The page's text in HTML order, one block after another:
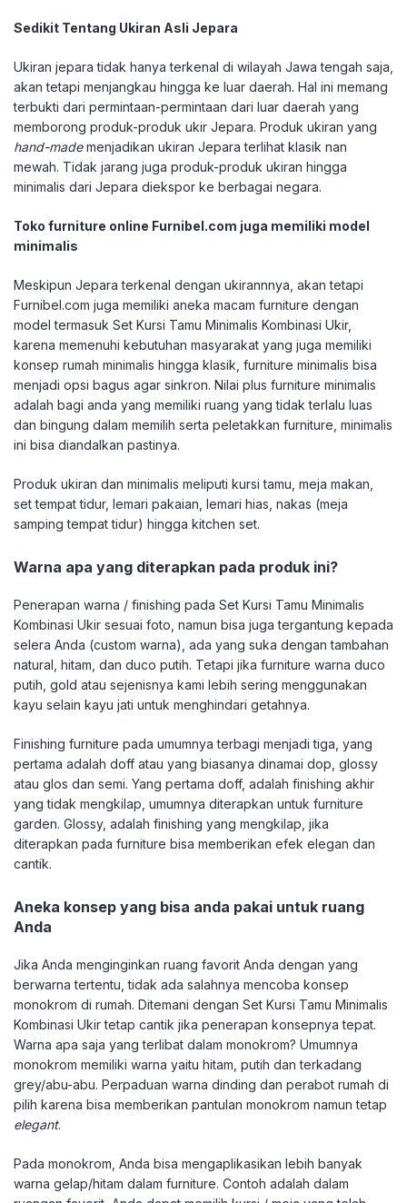
Sedikit Tentang Ukiran Asli Jepara
Ukiran jepara tidak hanya terkenal di wilayah Jawa tengah saja,
akan tetapi menjangkau hingga ke luar daerah. Hal ini memang
terbukti dari permintaan-permintaan dari luar daerah yang
memborong produk-produk ukir Jepara. Produk ukiran yang
hand-mademenjadikan ukiran Jepara terlihat klasik nan
mewah. Tidak jarang juga produk-produk ukiran hingga
minimalis dari Jepara diekspor ke berbagai negara.
Toko furniture online Furnibel.com juga memiliki model
minimalis
Meskipun Jepara terkenal dengan ukirannnya, akan tetapi
Furnibel.com juga memiliki aneka macam furniture dengan
model termasuk Set Kursi Tamu Minimalis Kombinasi Ukir,
karena memenuhi kebutuhan masyarakat yang juga memiliki
konsep rumah minimalis hingga klasik, furniture minimalis bisa
menjadi opsi bagus agar sinkron. Nilai plus furniture minimalis
adalah bagi anda yang memiliki ruang yang tidak terlalu luas
dan bingung dalam memilih serta peletakkan furniture, minimalis
ini bisa diandalkan pastinya.
Produk ukiran dan minimalis meliputi kursi tamu, meja makan,
set tempat tidur, lemari pakaian, lemari hias, nakas (meja
samping tempat tidur) hingga kitchen set.
Warna apa yang diterapkan pada produk ini?
Penerapan warna / finishing pada Set Kursi Tamu Minimalis
Kombinasi Ukir sesuai foto, namun bisa juga tergantung kepada
selera Anda (custom warna), ada yang suka dengan tambahan
natural, hitam, dan duco putih. Tetapi jika furniture warna duco
putih, gold atau sejenisnya kami lebih sering menggunakan
kayu selain kayu jati untuk menghindari getahnya.
Finishing furniture pada umumnya terbagi menjadi tiga, yang
pertama adalah doff atau yang biasanya dinamai dop, glossy
atau glos dan semi. Yang pertama doff, adalah finishing akhir
yang tidak mengkilap, umumnya diterapkan untuk furniture
garden. Glossy, adalah finishing yang mengkilap, jika
diterapkan pada furniture bisa memberikan efek elegan dan
cantik.
Aneka konsep yang bisa anda pakai untuk ruang
Anda
Jika Anda menginginkan ruang favorit Anda dengan yang
berwarna tertentu, tidak ada salahnya mencoba konsep
monokrom di rumah. Ditemani dengan Set Kursi Tamu Minimalis
Kombinasi Ukir tetap cantik jika penerapan konsepnya tepat.
Warna apa saja yang terlibat dalam monokrom? Umumnya
monokrom memiliki warna yaitu hitam, putih dan terkadang
grey/abu-abu. Perpaduan warna dinding dan perabot rumah di
pilih karena bisa memberikan pantulan monokrom namun tetap
elegant.
Pada monokrom, Anda bisa mengaplikasikan lebih banyak
warna gelap/hitam dalam furniture. Contoh adalah dalam